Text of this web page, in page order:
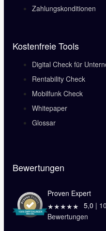
Zahlungskonditionen
Kostenfreie Tools
Digital Check für
Rentability Check
Mobilfunk Check
Whitepaper
Glossar
Bewertungen
Proven Expert
★★★★★ 5,0 |
Bewertungen